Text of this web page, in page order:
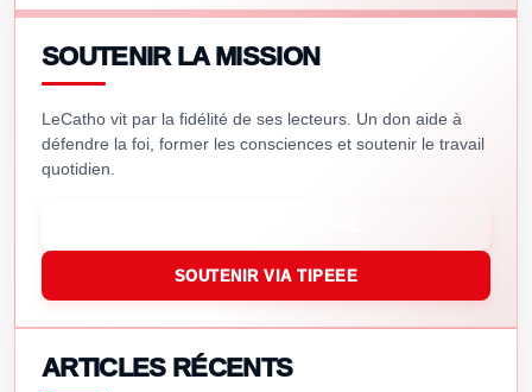
SOUTENIR LA MISSION
LeCatho vit par la fidélité de ses lecteurs. Un don aide à
défendre la foi, former les consciences et soutenir le travail
quotidien.
SOUTENIR VIA TIPEEE
ARTICLES RÉCENTS